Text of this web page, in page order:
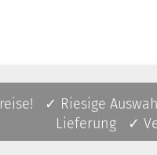
✓ Riesige
Lieferung ✓